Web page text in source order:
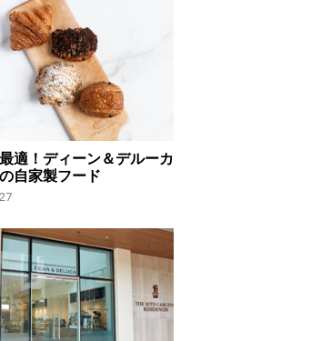
適！ディーン＆デルーカ
自家製フード